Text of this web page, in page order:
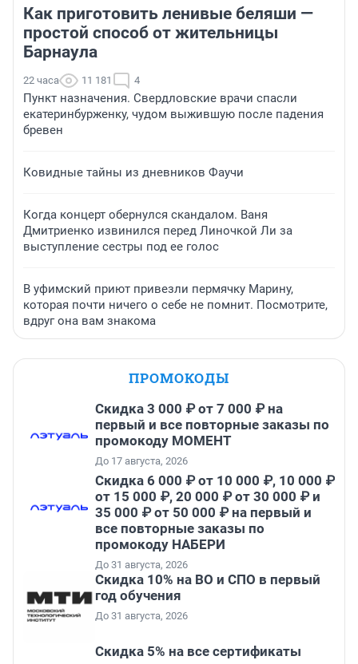
Как приготовить ленивые беляши —
простой способ от жительницы
Барнаула
22 часа 11 181 4
Пункт назначения. Свердловские врачи спасли
екатеринбурженку, чудом выжившую после падения
бревен
Ковидные тайны из дневников Фаучи
Когда концерт обернулся скандалом. Ваня
Дмитриенко извинился перед Линочкой Ли за
выступление сестры под ее голос
В уфимский приют привезли пермячку Марину,
которая почти ничего о себе не помнит. Посмотрите,
вдруг она вам знакома
ПРОМОКОДЫ
Скидка 3 000 ₽ от 7 000 ₽ на
первый и все повторные заказы по
промокоду МОМЕНТ
До 17 августа, 2026
Скидка 6 000 ₽ от 10 000 ₽, 10 000 ₽
от 15 000 ₽, 20 000 ₽ от 30 000 ₽ и
35 000 ₽ от 50 000 ₽ на первый и
все повторные заказы по
промокоду НАБЕРИ
До 31 августа, 2026
Скидка 10% на ВО и СПО в первый
год обучения
До 31 августа, 2026
Скидка 5% на все сертификаты